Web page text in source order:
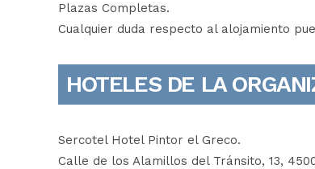
Plazas Completas.
Cualquier duda respecto al alojamiento
HOTELES DE LA
Sercotel Hotel Pintor el Greco.
Calle de los Alamillos del Tránsito, 13,